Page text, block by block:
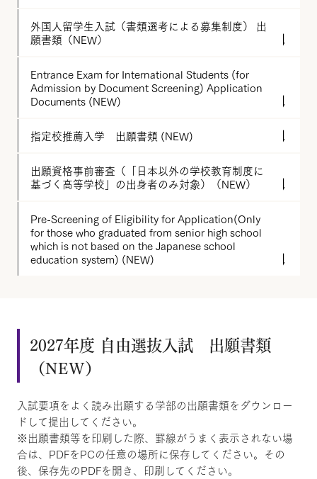
外国人留学生入試（書類選考による募集制度） 出
願書類（NEW）
Entrance Exam for International Students (for
Admission by Document Screening) Application
Documents (NEW)
指定校推薦入学 出願書類 (NEW)
出願資格事前審査（「日本以外の学校教育制度に
基づく高等学校」の出身者のみ対象）（NEW）
Pre-Screening of Eligibility for Application(Only
for those who graduated from senior high school
which is not based on the Japanese school
education system) (NEW)
2027年度 自由選抜入試 出願書類
（NEW）
入試要項をよく読み出願する学部の出願書類をダウンロー
ドして提出してください。
※出願書類等を印刷した際、罫線がうまく表示されない場
合は、PDFをPCの任意の場所に保存してください。その
後、保存先のPDFを開き、印刷してください。